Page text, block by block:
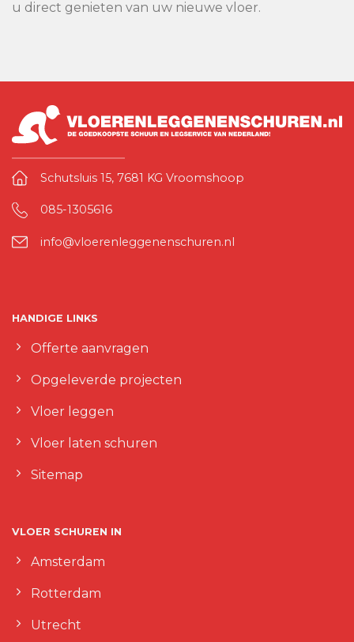
u direct genieten van uw nieuwe vloer.
Schutsluis 15, 7681 KG Vroomshoop
085-1305616
info@vloerenleggenenschuren.nl
HANDIGE LINKS
Offerte aanvragen
Opgeleverde projecten
Vloer leggen
Vloer laten schuren
Sitemap
VLOER SCHUREN IN
Amsterdam
Rotterdam
Utrecht